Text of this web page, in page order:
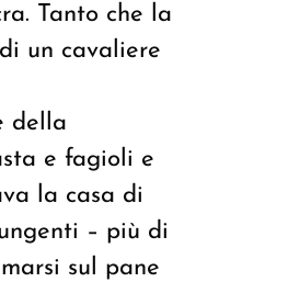
Tanto che la
un cavaliere
della
e fagioli e
la casa di
– più di
sul pane